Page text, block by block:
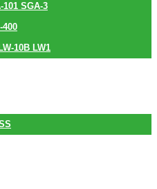
SGA-3
400
10B LW1